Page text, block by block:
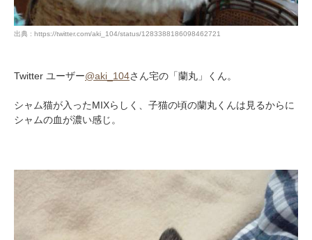
出典 : https://twitter.com/aki_104/status/1283388186098462721
Twitter ユーザー@aki_104さん宅の「蘭丸」くん。
シャム猫が入ったMIXらしく、子猫の頃の蘭丸くんは見るからに
シャムの血が濃い感じ。